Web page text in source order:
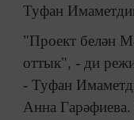
Туфан
"Проект белән
оттык", - ди
- Туфан
Анна